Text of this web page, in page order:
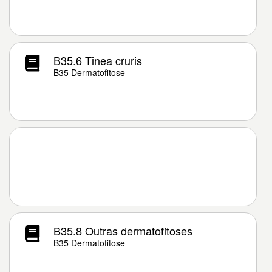
B35.6 Tinea cruris
B35 Dermatofitose
B35.8 Outras dermatofitoses
B35 Dermatofitose